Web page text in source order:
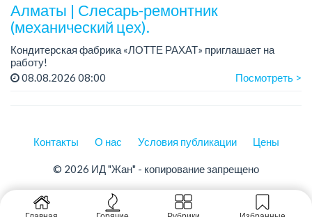
Алматы | Слесарь-ремонтник
(механический цех).
Кондитерская фабрика «ЛОТТЕ РАХАТ» приглашает на
работу!
График работы: сменный.
08.08.2026 08:00 Посмотреть >
Контакты О нас Условия публикации Цены
© 2026 ИД "Жан" - копирование запрещено